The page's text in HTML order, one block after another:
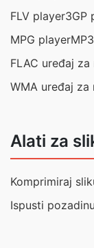
FLV player3GP
MPG player
FLAC uređaj
WMA uređaj za
Alati za
Komprimiraj
Ispusti pozadinu